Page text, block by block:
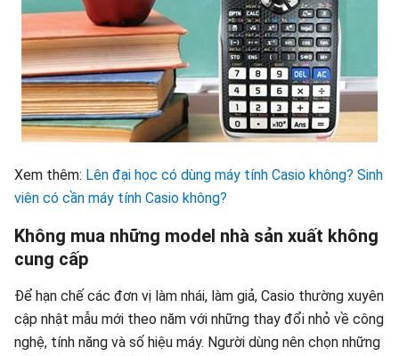
Xem thêm: Lên đại học có dùng máy tính Casio không? Sinh
viên có cần máy tính Casio không?
Không mua những model nhà sản xuất không
cung cấp
Để hạn chế các đơn vị làm nhái, làm giả, Casio thường xuyên
cập nhật mẫu mới theo năm với những thay đổi nhỏ về công
nghệ, tính năng và số hiệu máy. Người dùng nên chọn những